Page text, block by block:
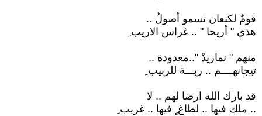
قومٌ لكنعان تسمو أصولٌ ..
هذي " أريحا " .. غراس الاريب ِ
منهم " نماريدْ "..معدودة ..
تيجانهــــم .. ربـــة للربيب ِ
قد بارك الله ارضا لهم .. لا
.. ملك فيها .. لطاغ ٍ فيها .. غريب ِ